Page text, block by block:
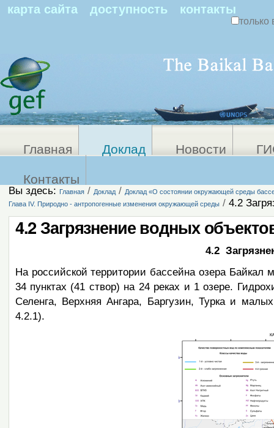
карта сайта доступность контакты
только
Главная Доклад Новости
Контакты
Вы здесь: Главная / Доклад / Доклад «О состоянии окружающей среды
Глава IV. Природно - антропогенные изменения окружающей среды / 4.2
4.2 Загрязнение водных
4.2
На российской территории бассейна озера Байкал
34 пунктах (41 створ) на 24 реках и 1 озере.
Селенга, Верхняя Ангара, Баргузин, Турка и
4.2.1).